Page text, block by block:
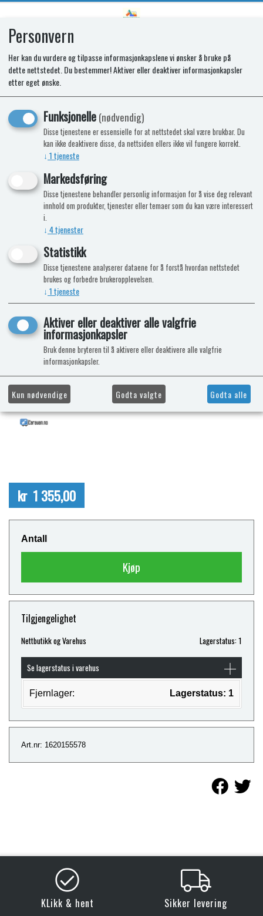
SPARES KIT - GRILL PAN ASSY
LARGE
kr 1 355,00
Antall
Kjøp
Tilgjengelighet
Nettbutikk og Varehus Lagerstatus: 1
Se lagerstatus i varehus
Fjernlager: Lagerstatus: 1
Art.nr: 1620155578
KLikk & hent Sikker levering
Personvern
Her kan du vurdere og tilpasse informasjonkapslene vi ønsker å bruke på
dette nettstedet. Du bestemmer! Aktiver eller deaktiver informasjonkapsler
etter eget ønske.
Funksjonelle(nødvendig)
Disse tjenestene er essensielle for at nettstedet skal være brukbar. Du
kan ikke deaktivere disse, da nettsiden ellers ikke vil fungere korrekt.
↓ 1tjeneste
Markedsføring
Disse tjenestene behandler personlig informasjon for å vise deg relevant
innhold om produkter, tjenester eller temaer som du kan være interessert
i.
↓ 4tjenester
Statistikk
Disse tjenestene analyserer dataene for å forstå hvordan nettstedet
brukes og forbedre brukeropplevelsen.
↓ 1tjeneste
Aktiver eller deaktiver alle valgfrie
informasjonkapsler
Bruk denne bryteren til å aktivere eller deaktivere alle valgfrie
informasjonkapsler.
Kun nødvendige Godta valgte Godta alle